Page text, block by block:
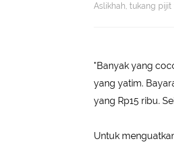
Aslikhah, tukang
"Banyak yang
yang yatim.
yang Rp15 ribu.
Untuk